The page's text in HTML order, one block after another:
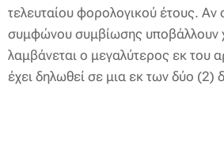
τελευταίου φορολογικού έτους. Αν
συμφώνου συμβίωσης υποβάλλουν
λαμβάνεται ο μεγαλύτερος εκ του
έχει δηλωθεί σε μια εκ των δύο (2)